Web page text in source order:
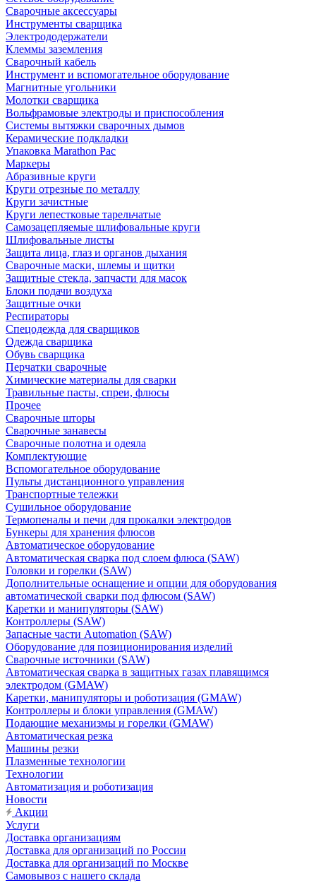
Сварочные аксессуары
Инструменты сварщика
Электрододержатели
Клеммы заземления
Сварочный кабель
Инструмент и вспомогательное оборудование
Магнитные угольники
Молотки сварщика
Вольфрамовые электроды и приспособления
Системы вытяжки сварочных дымов
Керамические подкладки
Упаковка Marathon Pac
Маркеры
Абразивные круги
Круги отрезные по металлу
Круги зачистные
Круги лепестковые тарельчатые
Самозацепляемые шлифовальные круги
Шлифовальные листы
Защита лица, глаз и органов дыхания
Сварочные маски, шлемы и щитки
Защитные стекла, запчасти для масок
Блоки подачи воздуха
Защитные очки
Респираторы
Спецодежда для сварщиков
Одежда сварщика
Обувь сварщика
Перчатки сварочные
Химические материалы для сварки
Травильные пасты, спреи, флюсы
Прочее
Сварочные шторы
Сварочные занавесы
Сварочные полотна и одеяла
Комплектующие
Вспомогательное оборудование
Пульты дистанционного управления
Транспортные тележки
Сушильное оборудование
Термопеналы и печи для прокалки электродов
Бункеры для хранения флюсов
Автоматическое оборудование
Автоматическая сварка под слоем флюса (SAW)
Головки и горелки (SAW)
Дополнительные оснащение и опции для оборудования
автоматической сварки под флюсом (SAW)
Каретки и манипуляторы (SAW)
Контроллеры (SAW)
Запасные части Automation (SAW)
Оборудование для позиционирования изделий
Сварочные источники (SAW)
Автоматическая сварка в защитных газах плавящимся
электродом (GMAW)
Каретки, манипуляторы и роботизация (GMAW)
Контроллеры и блоки управления (GMAW)
Подающие механизмы и горелки (GMAW)
Автоматическая резка
Машины резки
Плазменные технологии
Технологии
Автоматизация и роботизация
Новости
Акции
Услуги
Доставка организациям
Доставка для организаций по России
Доставка для организаций по Москве
Самовывоз с нашего склада